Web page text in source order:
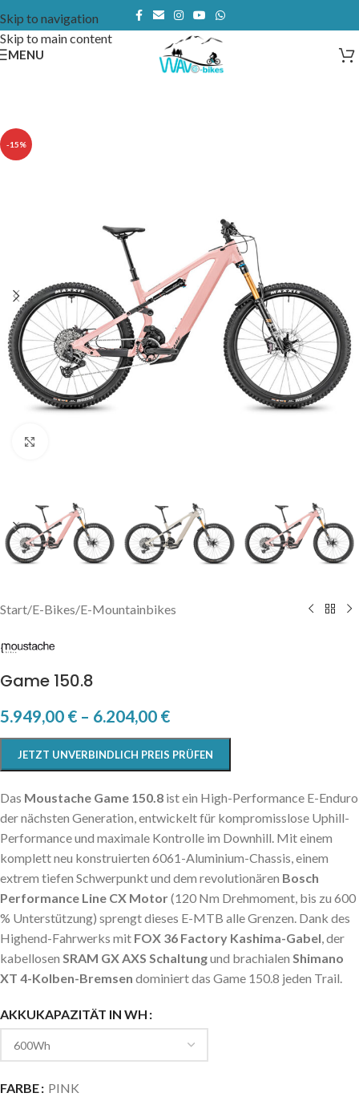
Skip to navigation
Skip to main content
MENU
-15%
Start/E-Bikes/E-Mountainbikes
Game 150.8
5.949,00 € – 6.204,00 €
JETZT UNVERBINDLICH PREIS PRÜFEN
Das Moustache Game 150.8 ist ein High-Performance E-Enduro
der nächsten Generation, entwickelt für kompromisslose Uphill-
Performance und maximale Kontrolle im Downhill. Mit einem
komplett neu konstruierten 6061-Aluminium-Chassis, einem
extrem tiefen Schwerpunkt und dem revolutionären Bosch
Performance Line CX Motor(120 Nm Drehmoment, bis zu 600
% Unterstützung) sprengt dieses E-MTB alle Grenzen. Dank des
Highend-Fahrwerks mit FOX 36 Factory Kashima-Gabel, der
kabellosen SRAM GX AXS Schaltungund brachialen Shimano
XT 4-Kolben-Bremsen dominiert das Game 150.8 jeden Trail.
AKKUKAPAZITÄT IN WH
FARBE PINK